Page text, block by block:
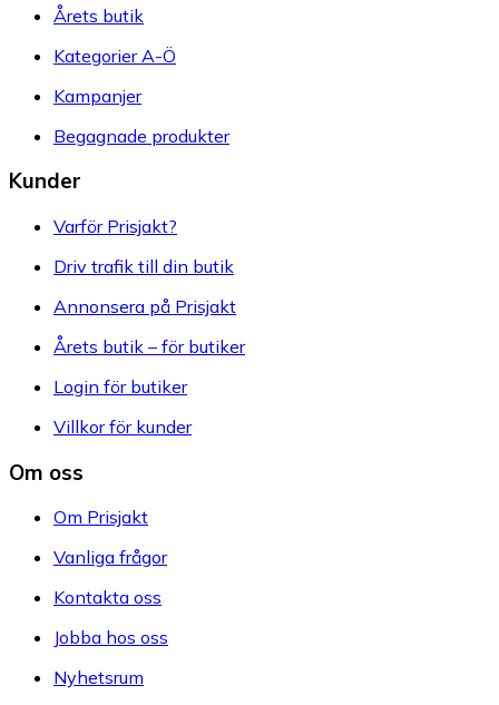
Årets butik
Kategorier A-Ö
Kampanjer
Begagnade produkter
Kunder
Varför Prisjakt?
Driv trafik till din butik
Annonsera på Prisjakt
Årets butik – för butiker
Login för butiker
Villkor för kunder
Om oss
Om Prisjakt
Vanliga frågor
Kontakta oss
Jobba hos oss
Nyhetsrum